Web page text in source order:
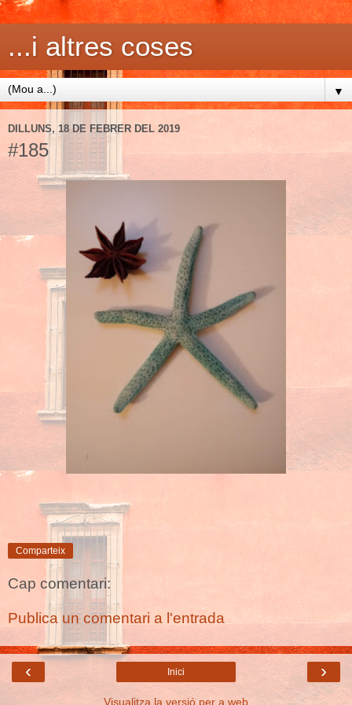
...i altres coses
▼
DILLUNS, 18 DE FEBRER DEL 2019
#185
Comparteix
Cap comentari:
Publica un comentari a l'entrada
‹ ›
Inici
Visualitza la versió per a web